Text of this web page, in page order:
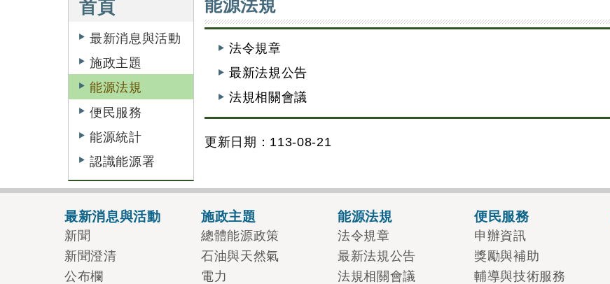
首頁
最新消息與活動
施政主題
能源法規
便民服務
能源統計
認識能源署
能源法規
法令規章
最新法規公告
法規相關會議
更新日期：113-08-21
最新消息與活動
新聞
新聞澄清
公布欄
施政主題
總體能源政策
石油與天然氣
電力
能源法規
法令規章
最新法規公告
法規相關會議
便民服務
申辦資訊
獎勵與補助
輔導與技術服務